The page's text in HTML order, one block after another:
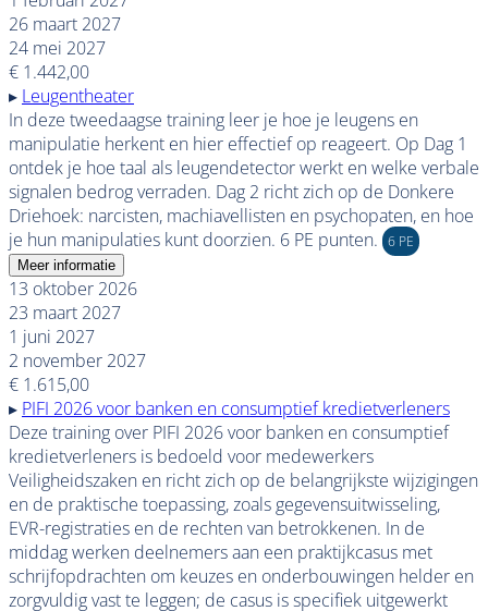
26 maart 2027
24 mei 2027
€ 1.442,00
▸ Leugentheater
In deze tweedaagse training leer je hoe je leugens en
manipulatie herkent en hier effectief op reageert. Op Dag 1
ontdek je hoe taal als leugendetector werkt en welke verbale
signalen bedrog verraden. Dag 2 richt zich op de Donkere
Driehoek: narcisten, machiavellisten en psychopaten, en hoe
je hun manipulaties kunt doorzien. 6 PE punten. 6 PE
Meer informatie
13 oktober 2026
23 maart 2027
1 juni 2027
2 november 2027
€ 1.615,00
▸ PIFI 2026 voor banken en consumptief kredietverleners
Deze training over PIFI 2026 voor banken en consumptief
kredietverleners is bedoeld voor medewerkers
Veiligheidszaken en richt zich op de belangrijkste wijzigingen
en de praktische toepassing, zoals gegevensuitwisseling,
EVR-registraties en de rechten van betrokkenen. In de
middag werken deelnemers aan een praktijkcasus met
schrijfopdrachten om keuzes en onderbouwingen helder en
zorgvuldig vast te leggen; de casus is specifiek uitgewerkt